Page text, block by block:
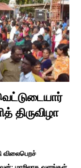
திருவிழா
விலைபெறச்